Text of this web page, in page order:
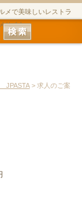
メで美味しいレストラ
サイト
JPASTA > 求人のご案